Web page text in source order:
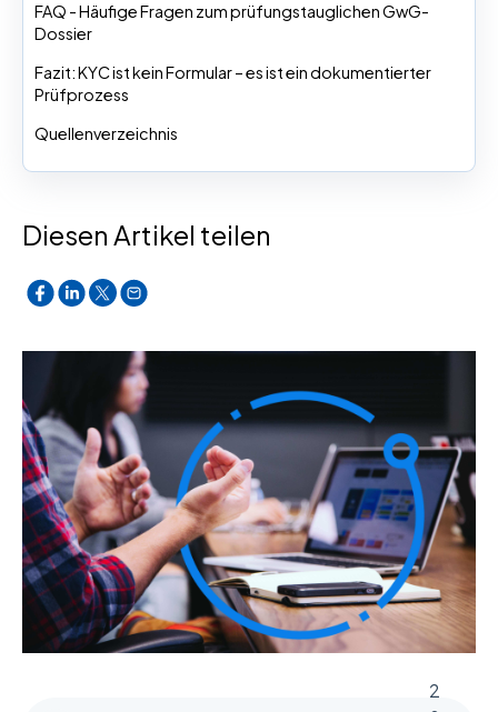
FAQ - Häufige Fragen zum prüfungstauglichen GwG-
Dossier
Fazit: KYC ist kein Formular – es ist ein dokumentierter
Prüfprozess
Quellenverzeichnis
Diesen Artikel teilen
2